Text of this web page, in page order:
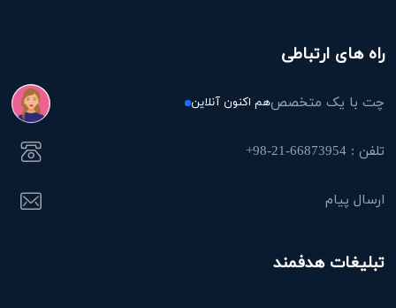
راه های ارتباطی
چت با یک متخصصهم اکنون آنلاین
تلفن : 66873954-21-98+
ارسال پیام
تبلیغات هدفمند